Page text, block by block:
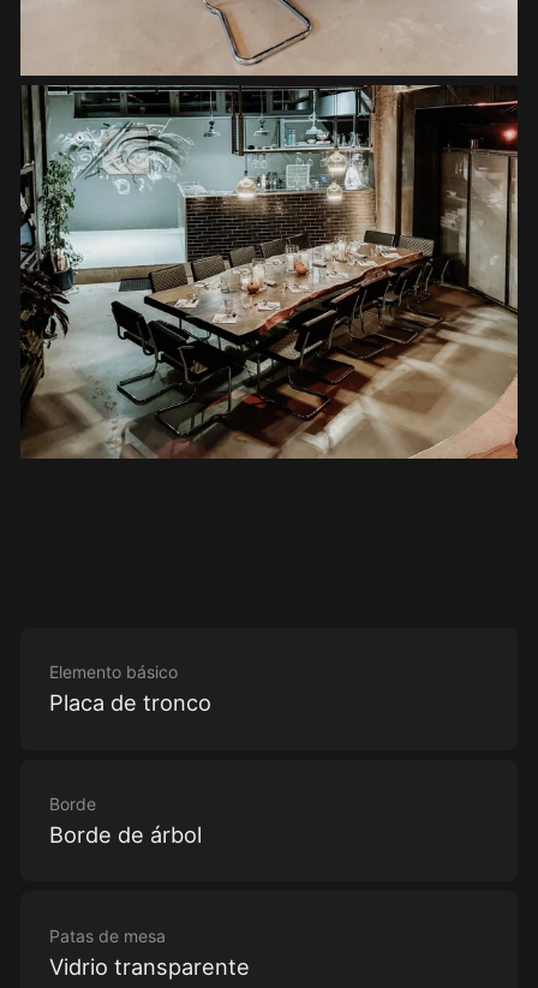
Elemento básico
Placa de tronco
Borde
Borde de árbol
Patas de mesa
Vidrio transparente